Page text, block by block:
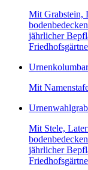
Mit Grabstein,
jährlicher
Mit
Mit Stele,
jährlicher